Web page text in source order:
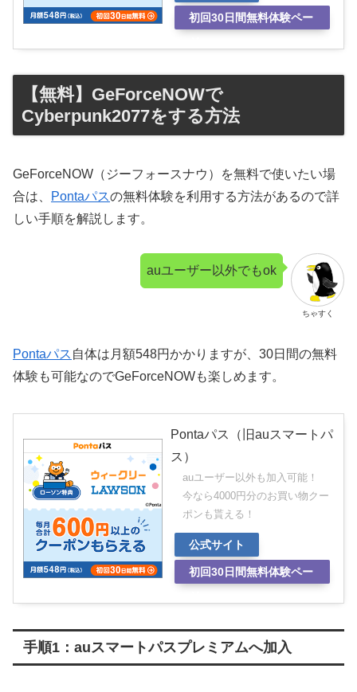
初回30日間無料体験ペー
【無料】GeForceNOWで
Cyberpunk2077をする方法
GeForceNOW（ジーフォースナウ）を無料で使いたい場
合は、
Pontaパスの無料体験を利用する方法があるので詳
しい手順を解説します。
ちゃすく
auユーザー以外でもok
Pontaパス 自体は月額548円かかりますが、30日間の無料
体験も可能なのでGeForceNOWも楽しめます。
Pontaパス（旧auスマートパ
ス）
auユーザー以外も加入可能！
今なら4000円分のお買い物クー
ポンも貰える！
公式サイト
初回30日間無料体験ペー
手順1：auスマートパスプレミアムへ加入